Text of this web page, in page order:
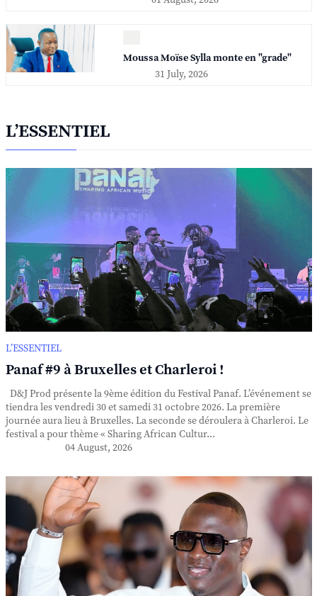
Moussa Moïse Sylla monte en "grade"
31 July, 2026
L’ESSENTIEL
L’ESSENTIEL
Panaf #9 à Bruxelles et Charleroi !
D&J Prod présente la 9ème édition du Festival Panaf. L’événement se
tiendra les vendredi 30 et samedi 31 octobre 2026. La première
journée aura lieu à Bruxelles. La seconde se déroulera à Charleroi. Le
festival a pour thème « Sharing African Cultur...
04 August, 2026